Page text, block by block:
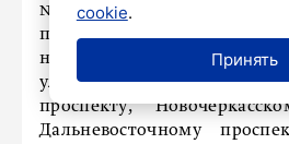
№39: от конечной станции
по проспекту Обуховской
набережной,
улице, мосту Александра
проспекту,
Дальневосточному
cookie.
Принять